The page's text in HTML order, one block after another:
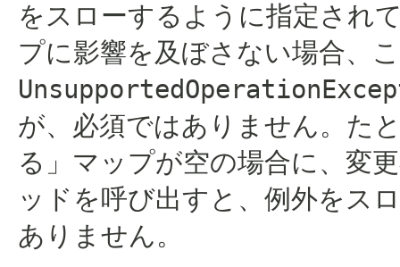
をスローするように指定され
プに影響を及ぼさない場合、
が、必須ではありません。た
る」マップが空の場合に、変
ッドを呼び出すと、例外をス
ありません。